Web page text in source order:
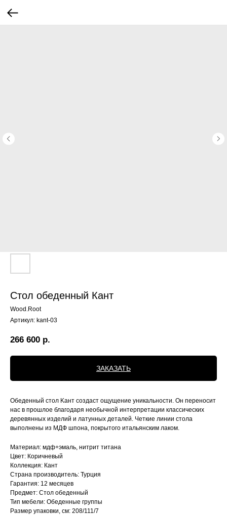
Стол обеденный Кант
Wood.Root
Артикул: kant-03
266 600 р.
ЗАКАЗАТЬ
Обеденный стол Kaнт создаст ощущение уникальности. Он переносит
нас в прошлое благодаря необычной интерпретации классических
деревянных изделий и латунных деталей. Четкие линии стола
выполнены из МДФ шпона, покрытого итальянским лаком.
Материал: мдф+эмаль, нитрит титана
Цвет: Коричневый
Коллекция: Кант
Страна производитель: Турция
Гарантия: 12 месяцев
Предмет: Стол обеденный
Тип мебели: Обеденные группы
Размер упаковки, см: 208/111/7